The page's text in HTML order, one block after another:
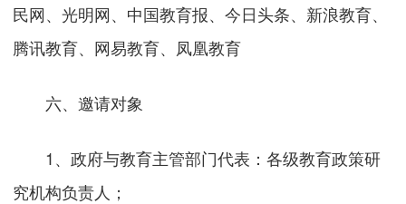
民网、光明网、中国教育报、今日头条、新浪教育、
腾讯教育、网易教育、凤凰教育
六、邀请对象
1、政府与教育主管部门代表：各级教育政策研
究机构负责人；